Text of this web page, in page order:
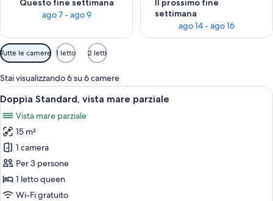
Questo fine settimana
ago 7 - ago 9
Il prossimo fine
settimana
ago 14 - ago 16
Filtri
disponibili
per
le
camere
Tutte le camere 1 letto 2 letti
Stai visualizzando 6 su 6 camere
Apri
tutte
le
foto
per
Doppia
Standard,
vista
Un bagno con doccia vetrata, un
7
Doppia Standard, vista mare parziale
Vista mare parziale
15 m²
1 camera
Per 3 persone
1 letto queen
Wi-Fi gratuito